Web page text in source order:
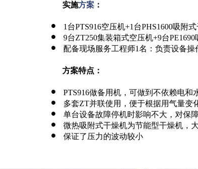
实施方案 ：
1 台PTS916空压机+1台PHS1600吸附
9台ZT250集装箱式空压机+9台
配备现场服务工程师1名：负责设备操
方案特点：
PTS916做备用机，可做到不依赖电
多套ZT并联使用，便于根据用气量变
单台设备故障停机时影响不大，对保
微热吸附式干燥机为节能型干燥机，
保证了压力的波动较小